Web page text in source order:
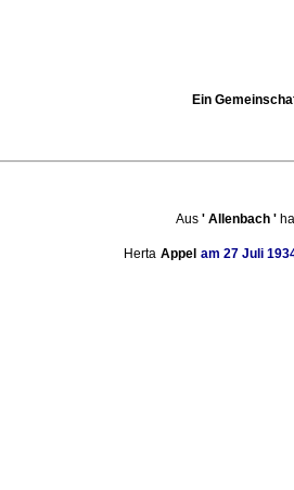
Ein
Aus ' Allenbach'
Herta Appel am 27 Juli